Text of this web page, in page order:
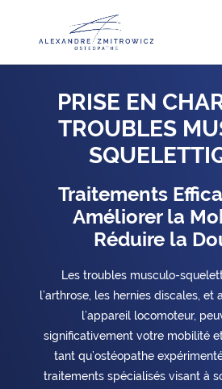
PRISE EN
TROUBLES
Traitements
Améliorer la
Réduire la
Les troubles musculo-
l’arthrose, les hernies discales, et
l’appareil locomoteur,
significativement votre mobilité
tant qu’ostéopathe
traitements spécialisés visant à